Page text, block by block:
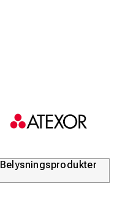
Belysningsprodukter